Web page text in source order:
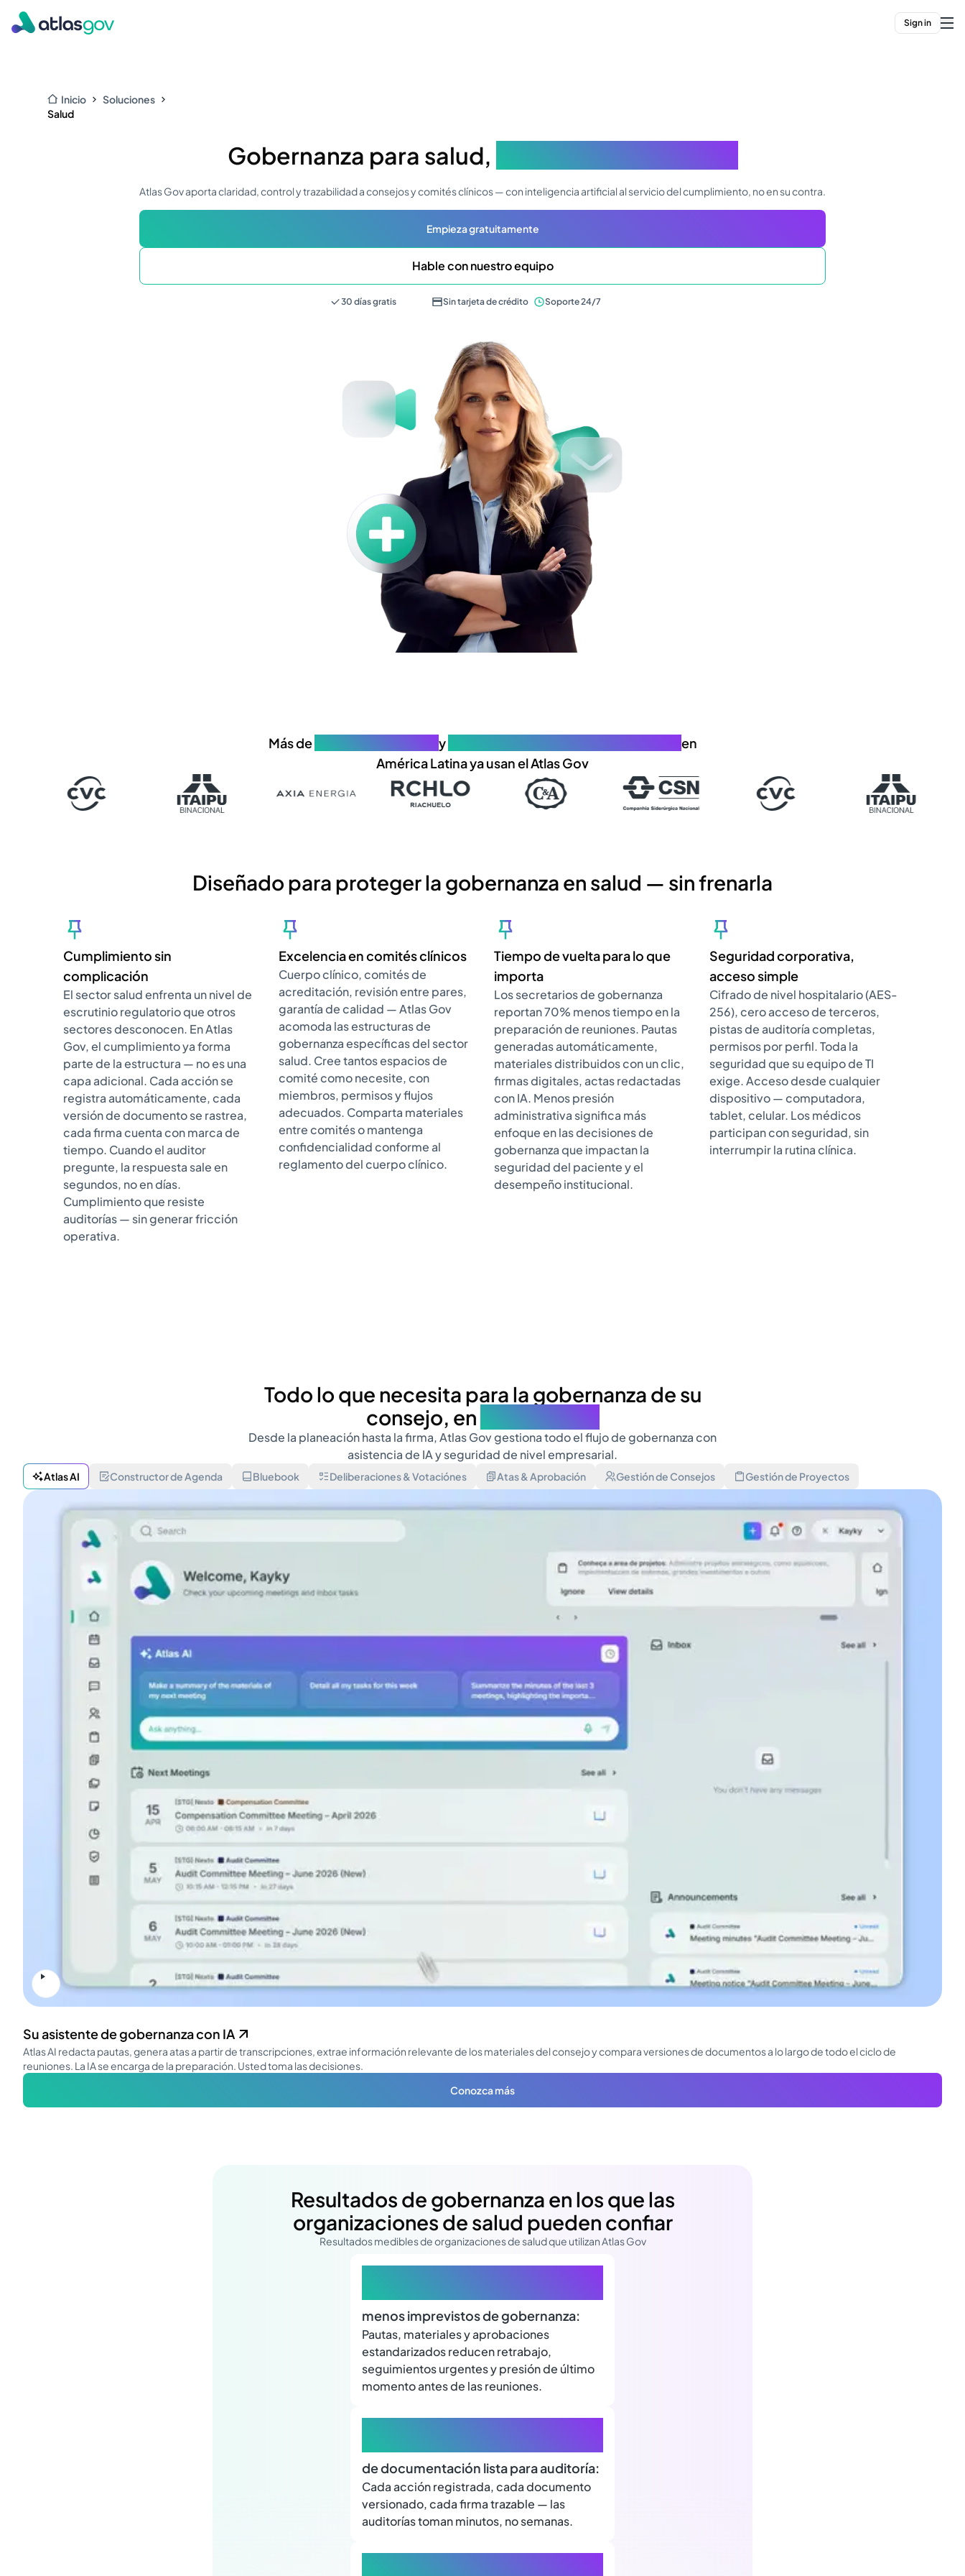
Sign in
Inicio
Soluciones
Salud
Gobernanza para salud,
Atlas Gov aporta claridad, control y trazabilidad a consejos y comités clínicos — con inteligencia artificial al servicio del cumplimiento, no en su contra.
Empieza gratuitamente
Hable con nuestro equipo
30 días gratis Sin tarjeta de crédito Soporte 24/7
Más de y
en
América Latina ya usan el Atlas Gov
Diseñado para proteger la gobernanza en salud — sin frenarla
Cumplimiento sin
complicación
El sector salud enfrenta un nivel de
escrutinio regulatorio que otros
sectores desconocen. En Atlas
Gov, el cumplimiento ya forma
parte de la estructura — no es una
capa adicional. Cada acción se
registra automáticamente, cada
versión de documento se rastrea,
cada firma cuenta con marca de
tiempo. Cuando el auditor
pregunte, la respuesta sale en
segundos, no en días.
Cumplimiento que resiste
auditorías — sin generar fricción
operativa.
Excelencia en comités clínicos
Cuerpo clínico, comités de
acreditación, revisión entre pares,
garantía de calidad — Atlas Gov
acomoda las estructuras de
gobernanza específicas del sector
salud. Cree tantos espacios de
comité como necesite, con
miembros, permisos y flujos
adecuados. Comparta materiales
entre comités o mantenga
confidencialidad conforme al
reglamento del cuerpo clínico.
Tiempo de vuelta para lo que
importa
Los secretarios de gobernanza
reportan 70% menos tiempo en la
preparación de reuniones. Pautas
generadas automáticamente,
materiales distribuidos con un clic,
firmas digitales, actas redactadas
con IA. Menos presión
administrativa significa más
enfoque en las decisiones de
gobernanza que impactan la
seguridad del paciente y el
desempeño institucional.
Seguridad corporativa,
acceso simple
Cifrado de nivel hospitalario (AES-
256), cero acceso de terceros,
pistas de auditoría completas,
permisos por perfil. Toda la
seguridad que su equipo de TI
exige. Acceso desde cualquier
dispositivo — computadora,
tablet, celular. Los médicos
participan con seguridad, sin
interrumpir la rutina clínica.
Todo lo que necesita para la gobernanza de su
consejo, en
Desde la planeación hasta la firma, Atlas Gov gestiona todo el flujo de gobernanza con
asistencia de IA y seguridad de nivel empresarial.
Atlas AI Constructor de Agenda Bluebook Deliberaciones & Votaciónes Atas & Aprobación Gestión de Consejos Gestión de Proyectos
Su asistente de gobernanza con IA
Atlas AI redacta pautas, genera atas a partir de transcripciones, extrae información relevante de los materiales del consejo y compara versiones de documentos a lo largo de todo el ciclo de
reuniones. La IA se encarga de la preparación. Usted toma las decisiones.
Conozca más
Resultados de gobernanza en los que las
organizaciones de salud pueden confiar
Resultados medibles de organizaciones de salud que utilizan Atlas Gov
menos imprevistos de gobernanza:
Pautas, materiales y aprobaciones
estandarizados reducen retrabajo,
seguimientos urgentes y presión de último
momento antes de las reuniones.
de documentación lista para auditoría:
Cada acción registrada, cada documento
versionado, cada firma trazable — las
auditorías toman minutos, no semanas.